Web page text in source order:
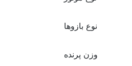
نوع بازوها
وزن پرنده